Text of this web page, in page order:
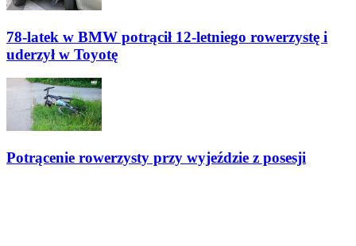
78-latek w BMW potrącił 12-letniego rowerzystę i
uderzył w Toyotę
Potrącenie rowerzysty przy wyjeździe z posesji